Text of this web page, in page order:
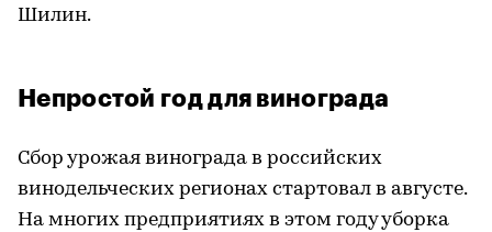
Шилин.
Непростой год для винограда
Сбор урожая винограда в российских
винодельческих регионах стартовал в августе.
На многих предприятиях в этом году уборка